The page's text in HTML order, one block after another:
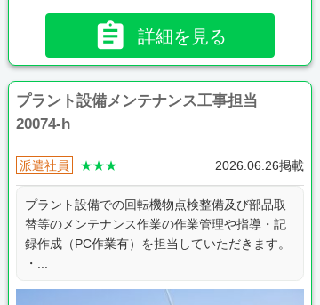
 詳細を見る
プラント設備メンテナンス工事担当
20074-h
派遣社員 ★★★ 2026.06.26掲載
プラント設備での回転機物点検整備及び部品取
替等のメンテナンス作業の作業管理や指導・記
録作成（PC作業有）を担当していただきます。
・...